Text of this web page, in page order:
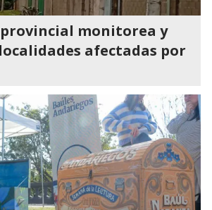
monitorea y
afectadas por